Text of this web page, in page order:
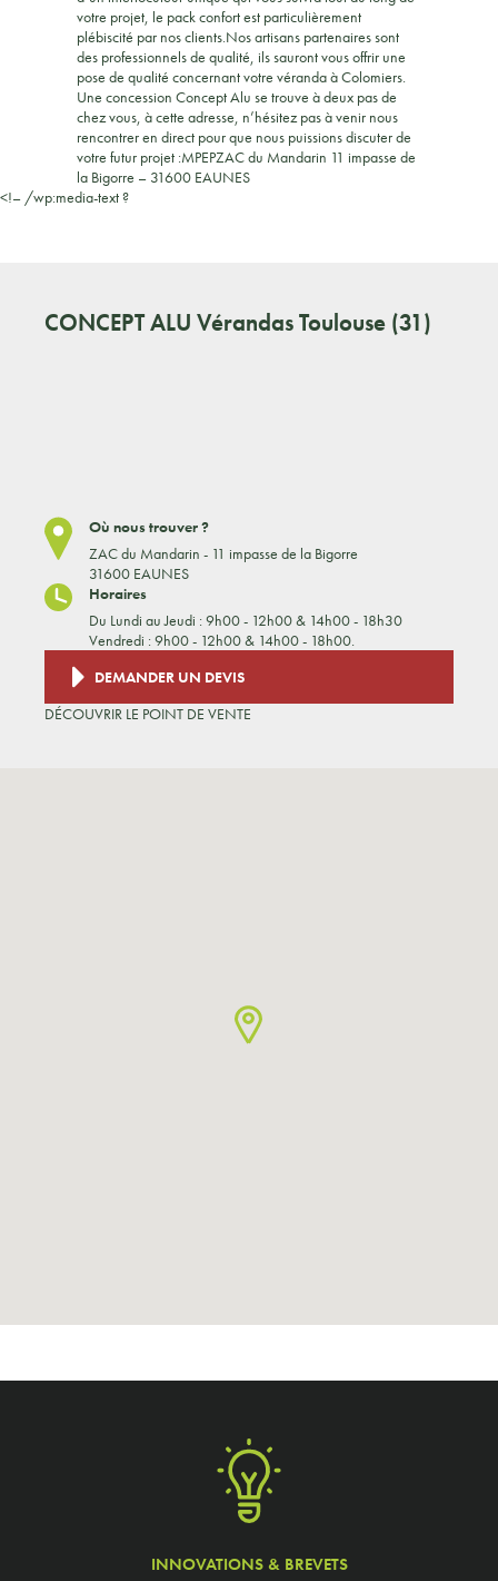
votre projet, le pack confort est particulièrement
plébiscité par nos clients.Nos artisans partenaires sont
des professionnels de qualité, ils sauront vous offrir une
pose de qualité concernant votre véranda à Colomiers.
Une concession Concept Alu se trouve à deux pas de
chez vous, à cette adresse, n’hésitez pas à venir nous
rencontrer en direct pour que nous puissions discuter de
votre futur projet :MPEPZAC du Mandarin 11 impasse de
la Bigorre – 31600 EAUNES
<!– /wp:media-text ?
CONCEPT ALU Vérandas Toulouse (31)
Où nous trouver ?
ZAC du Mandarin - 11 impasse de la Bigorre
31600 EAUNES
Horaires
Du Lundi au Jeudi : 9h00 - 12h00 & 14h00 - 18h30
Vendredi : 9h00 - 12h00 & 14h00 - 18h00.
DEMANDER UN DEVIS
DÉCOUVRIR LE POINT DE VENTE
INNOVATIONS & BREVETS